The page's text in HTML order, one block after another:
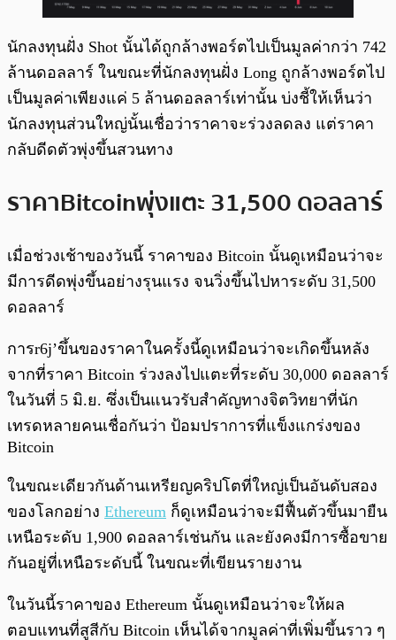
นักลงทุนฝั่ง Shot นั้นได้ถูกล้างพอร์ตไปเป็นมูลค่ากว่า 742
ล้านดอลลาร์ ในขณะที่นักลงทุนฝั่ง Long ถูกล้างพอร์ตไป
เป็นมูลค่าเพียงแค่ 5 ล้านดอลลาร์เท่านั้น บ่งชี้ให้เห็นว่า
นักลงทุนส่วนใหญ่นั้นเชื่อว่าราคาจะร่วงลดลง แต่ราคา
กลับดีดตัวพุ่งขึ้นสวนทาง
ราคา Bitcoin พุ่งแตะ 31,500 ดอลลาร์
เมื่อช่วงเช้าของวันนี้ ราคาของ Bitcoin นั้นดูเหมือนว่าจะ
มีการดีดพุ่งขึ้นอย่างรุนแรง จนวิ่งขึ้นไปหาระดับ 31,500
ดอลลาร์
การr6j’ขึ้นของราคาในครั้งนี้ดูเหมือนว่าจะเกิดขึ้นหลัง
จากที่ราคา Bitcoin ร่วงลงไปแตะที่ระดับ 30,000 ดอลลาร์
ในวันที่ 5 มิ.ย. ซึ่งเป็นแนวรับสำคัญทางจิตวิทยาที่นัก
เทรดหลายคนเชื่อกันว่า ป้อมปราการที่แข็งแกร่งของ
Bitcoin
ในขณะเดียวกันด้านเหรียญคริปโตที่ใหญ่เป็นอันดับสอง
ของโลกอย่าง Ethereum ก็ดูเหมือนว่าจะมีฟื้นตัวขึ้นมายืน
เหนือระดับ 1,900 ดอลลาร์เช่นกัน และยังคงมีการซื้อขาย
กันอยู่ที่เหนือระดับนี้ ในขณะที่เขียนรายงาน
ในวันนี้ราคาของ Ethereum นั้นดูเหมือนว่าจะให้ผล
ตอบแทนที่สูสีกับ Bitcoin เห็นได้จากมูลค่าที่เพิ่มขึ้นราว ๆ